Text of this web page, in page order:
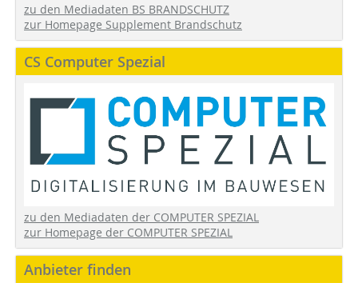
zu den Mediadaten BS BRANDSCHUTZ
zur Homepage Supplement Brandschutz
CS Computer Spezial
zu den Mediadaten der COMPUTER SPEZIAL
zur Homepage der COMPUTER SPEZIAL
Anbieter finden